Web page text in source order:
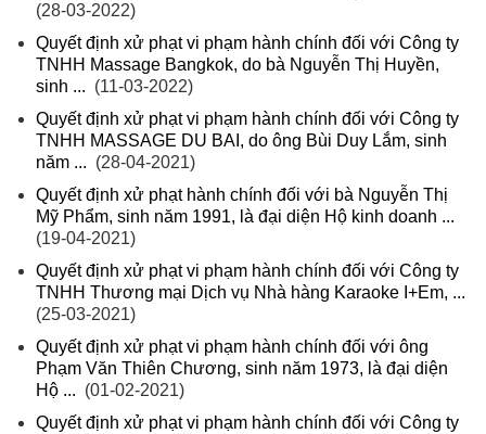
(28-03-2022)
Quyết định xử phạt vi phạm hành chính đối với Công ty
TNHH Massage Bangkok, do bà Nguyễn Thị Huyền,
sinh ... (11-03-2022)
Quyết định xử phạt vi phạm hành chính đối với Công ty
TNHH MASSAGE DU BAI, do ông Bùi Duy Lắm, sinh
năm ... (28-04-2021)
Quyết định xử phạt hành chính đối với bà Nguyễn Thị
Mỹ Phẩm, sinh năm 1991, là đại diện Hộ kinh doanh ...
(19-04-2021)
Quyết định xử phạt vi phạm hành chính đối với Công ty
TNHH Thương mại Dịch vụ Nhà hàng Karaoke I+Em, ...
(25-03-2021)
Quyết định xử phạt vi phạm hành chính đối với ông
Phạm Văn Thiên Chương, sinh năm 1973, là đại diện
Hộ ... (01-02-2021)
Quyết định xử phạt vi phạm hành chính đối với Công ty